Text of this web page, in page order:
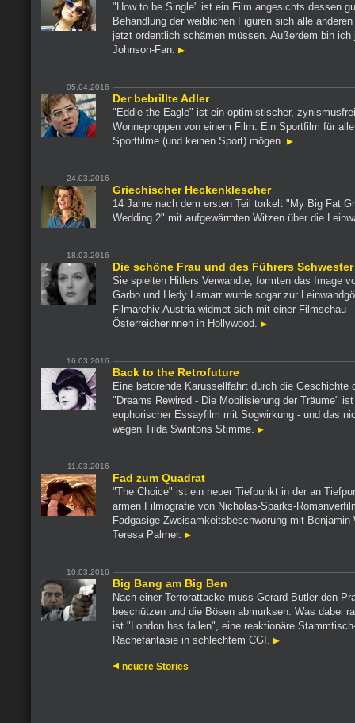
"How to be Single" ist ein Film angesichts dessen
Behandlung der weiblichen Figuren sich alle
jetzt ordentlich schämen müssen. Außerdem bin ich
Johnson-Fan.
05.04.2016
Der bebrillte Adler
"Eddie the Eagle" ist ein optimistischer,
Wonneproppen von einem Film. Ein Sportfilm für
Sportfilme (und keinen Sport) mögen.
24.03.2016
Griechischer Heckenklescher
14 Jahre nach dem ersten Teil torkelt "My Big Fat
Wedding 2" mit aufgewärmten Witzen über die
18.03.2016
Die schöne Frau und des Führers Schwester
Sie spielten Hitlers Verwandte, formten das Image
Garbo und Hedy Lamarr wurde sogar zur
Filmarchiv Austria widmet sich mit einer Filmschau
Österreicherinnen in Hollywood.
16.03.2016
Back to the Retrofuture
Eine betörende Karussellfahrt durch die Geschichte
"Dreams Rewired - Die Mobilisierung der Träume"
euphorischer Essayfilm mit Sogwirkung - und das
wegen Tilda Swintons Stimme.
11.03.2016
Fad zum Quadrat
"The Choice" ist ein neuer Tiefpunkt in der an
armen Filmografie von Nicholas-Sparks-
Fadgasige Zweisamkeitsbeschwörung mit Benjamin
Teresa Palmer.
10.03.2016
Big Bang am Big Ben
Nach einer Terrorattacke muss Gerard Butler den
beschützen und die Bösen abmurksen. Was dabei
ist "London has fallen", eine reaktionäre
Rachefantasie in schlechtem CGI.
neuere Stories